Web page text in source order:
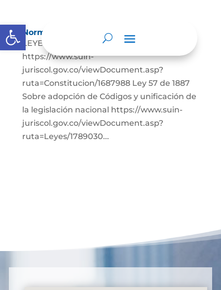
Abrir barra de herramientas
Normatividad
LEYES: Constitución Política de Colombia.
https://www.suin-
juriscol.gov.co/viewDocument.asp?
ruta=Constitucion/1687988 Ley 57 de 1887
Sobre adopción de Códigos y unificación de
la legislación nacional https://www.suin-
juriscol.gov.co/viewDocument.asp?
ruta=Leyes/1789030...